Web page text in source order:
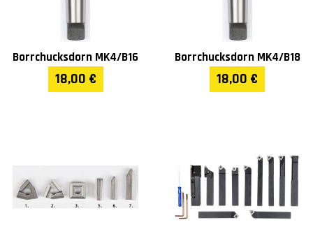
Dubbdockans kona
Dubbdockans rörelse
235
Koordinatbord rörelse X
(mm)
0,044 - 1,48 mm/r (25
Borrchucksdorn MK4/B16
18,00 €
Borrchucksdorn MK4/B18
18,00 €